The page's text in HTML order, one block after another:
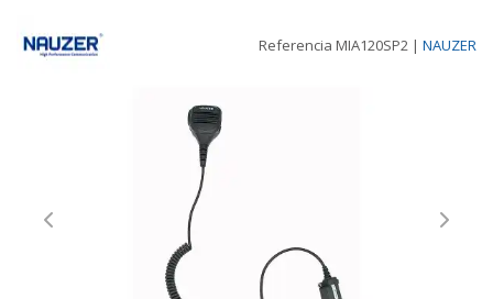
Referencia MIA120SP2 | NAUZER
Previous Next